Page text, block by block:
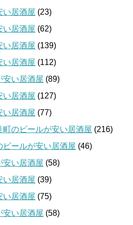
い居酒屋 (23)
い居酒屋 (62)
い居酒屋 (139)
い居酒屋 (112)
安い居酒屋 (89)
い居酒屋 (127)
い居酒屋 (77)
町のビールが安い居酒屋 (216)
ールが安い居酒屋 (46)
安い居酒屋 (58)
い居酒屋 (39)
い居酒屋 (75)
安い居酒屋 (58)